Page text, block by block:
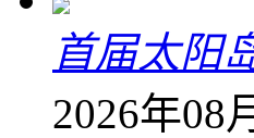
首届太阳
2026年08